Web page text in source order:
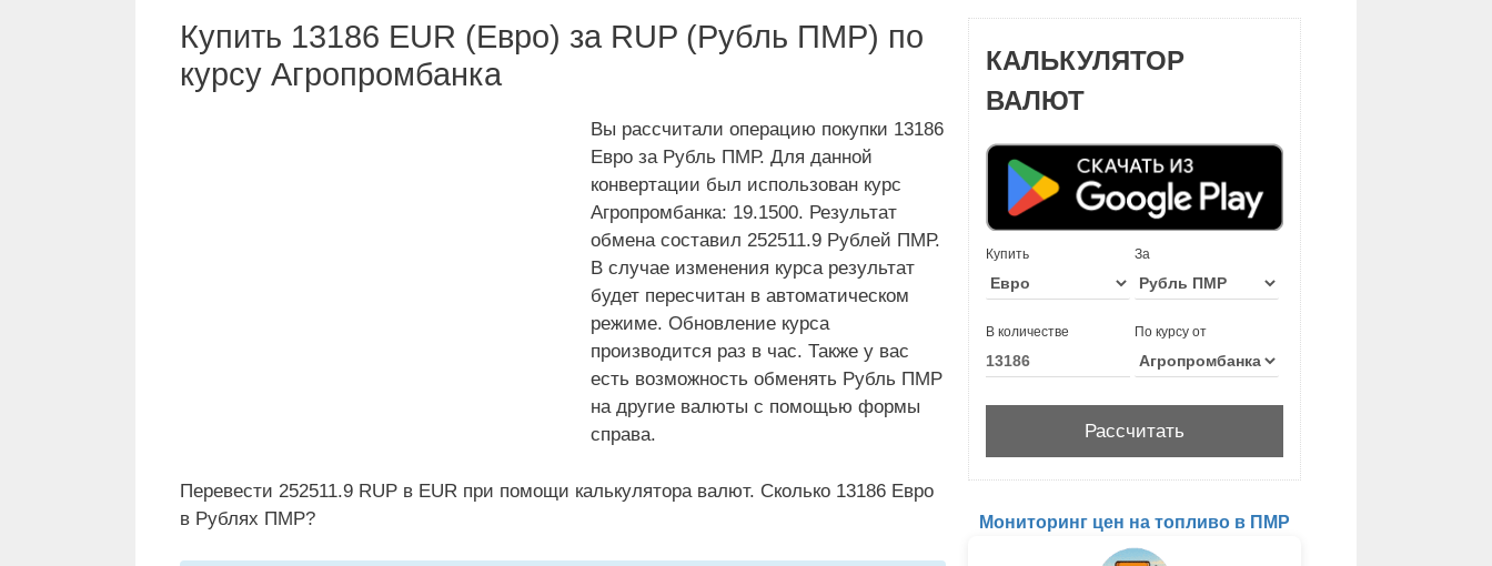
Купить 13186 EUR (Евро) за RUP (Рубль ПМР) по
курсу Агропромбанка
Вы рассчитали операцию покупки 13186
Евро за Рубль ПМР. Для данной
конвертации был использован курс
Агропромбанка: 19.1500. Результат
обмена составил 252511.9 Рублей ПМР.
В случае изменения курса результат
будет пересчитан в автоматическом
режиме. Обновление курса
производится раз в час. Также у вас
есть возможность обменять Рубль ПМР
на другие валюты с помощью формы
справа.
Перевести 252511.9 RUP в EUR при помощи калькулятора валют. Сколько 13186 Евро
в Рублях ПМР?
КАЛЬКУЛЯТОР
ВАЛЮТ
Купить За
В количестве По курсу от
Мониторинг цен на топливо в ПМР